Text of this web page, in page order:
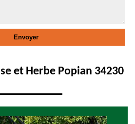
et Herbe Popian 34230